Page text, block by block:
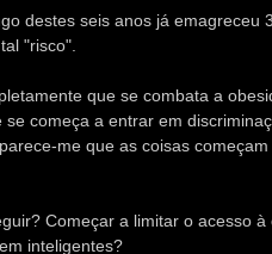
destes seis anos já
"risco".
que se combata a
se começa a entrar em
me que as coisas
Começar a limitar o acesso
inteligentes?